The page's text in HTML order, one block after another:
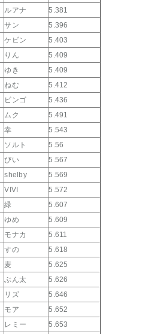
ルアナ
5.381
サン
5.396
ケビン
5.403
りん
5.409
ゆき
5.409
ねむ
5.412
ビンゴ
5.436
ムク
5.491
幸
5.543
ソルト
5.56
びい
5.567
shelby
5.569
VIVI
5.572
緑
5.607
ゆめ
5.609
モナカ
5.611
すの
5.618
麦
5.625
ぶん太
5.626
リズ
5.646
モア
5.652
レミー
5.653